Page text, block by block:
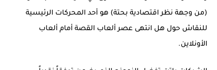
(من وجهة نظر اقتصادية بحتة) هو أحد المحركات الرئيسية
للنقاش حول هل انتهى عصر ألعاب القصة أمام ألعاب
الأونلاين.